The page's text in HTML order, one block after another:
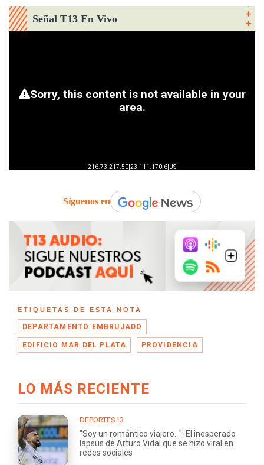
Señal T13 En Vivo
Síguenos en
ETIQUETAS DE ESTA NOTA
DEPARTAMENTO EMBRUJADO
EDIFICIO MAR DEL PLATA PROVIDENCIA
LO MÁS RECIENTE
DEPORTES13
"Soy un romántico viajero...": El inesperado
lapsus de Arturo Vidal que se hizo viral en
redes sociales